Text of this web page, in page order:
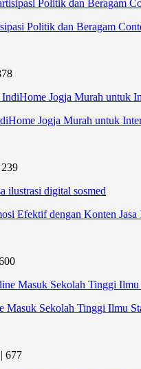
Politik dan Beragam
Jogja Murah untuk
239
Efektif dengan Konten
Masuk Sekolah Tinggi Ilmu
677